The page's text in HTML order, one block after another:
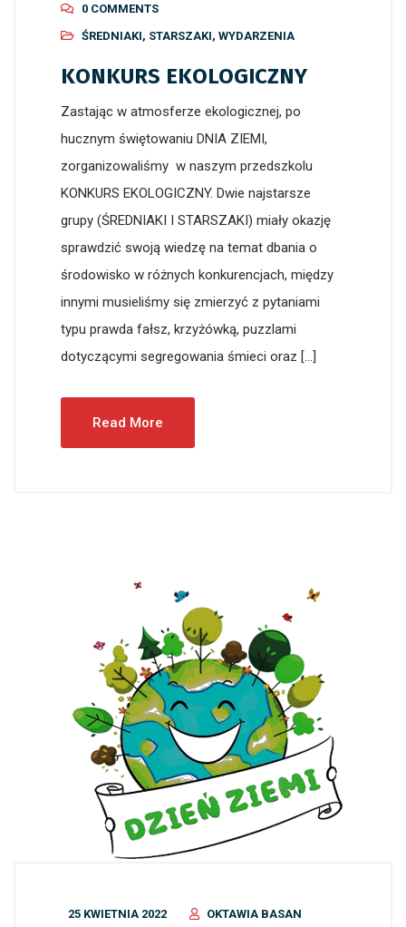
0 COMMENTS
ŚREDNIAKI, STARSZAKI, WYDARZENIA
KONKURS EKOLOGICZNY
Zastając w atmosferze ekologicznej, po
hucznym świętowaniu DNIA ZIEMI,
zorganizowaliśmy w naszym przedszkolu
KONKURS EKOLOGICZNY. Dwie najstarsze
grupy (ŚREDNIAKI I STARSZAKI) miały okazję
sprawdzić swoją wiedzę na temat dbania o
środowisko w różnych konkurencjach, między
innymi musieliśmy się zmierzyć z pytaniami
typu prawda fałsz, krzyżówką, puzzlami
dotyczącymi segregowania śmieci oraz […]
Read More
25 KWIETNIA 2022 OKTAWIA BASAN